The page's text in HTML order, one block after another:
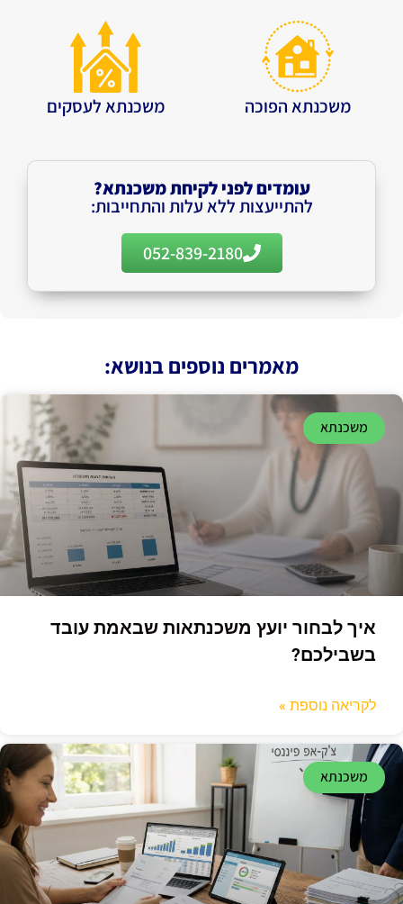
משכנתא הפוכה משכנתא לעסקים
עומדים לפני לקיחת משכנתא?
להתייעצות ללא עלות והתחייבות:
052-839-2180
מאמרים נוספים בנושא:
משכנתא
איך לבחור יועץ משכנתאות שבאמת עובד
בשבילכם?
לקריאה נוספת »
משכנתא